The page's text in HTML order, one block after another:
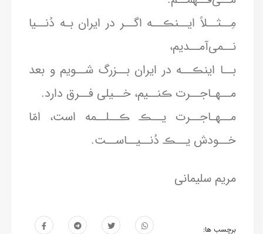
مِــثــلاً ایــنڪــه اگــر در ایران بـه دُنــیا
نــمی‌آمــدیم،
بــا اینڪــه در ایران بــزرگ شــویم و بعد
مــهـاجــرت ڪنــیم، خــیلی فــرق دارد.
مــهـاجــرت یــڪ ڪــلــمه است، امّا
خــودش یــڪ دُنــیــاســت.
مریم سلیمانی
برچسب ها: